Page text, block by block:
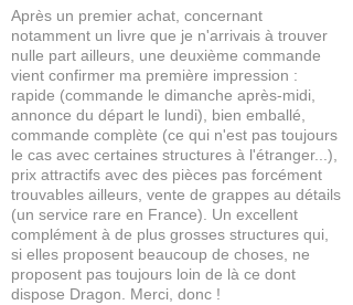
Tous les modèles sont livrés non peints
et non assemblés.
Si un délai inhabituel survient, nous
vous tenons informés immédiatement
afin de trouver avec vous la solution la
plus adaptée.
En bref :
Disponibilité : réassort rapide
Expédition estimée : 5–10 jours
Selon stock fournisseur : 3–20 jours
Avantage pour vous : permet de
vous proposer la gamme complète
au meilleur prix !
Après un premier achat, concernant
notamment un livre que je n'arrivais à trouver
nulle part ailleurs, une deuxième commande
vient confirmer ma première impression :
rapide (commande le dimanche après-midi,
annonce du départ le lundi), bien emballé,
commande complète (ce qui n'est pas toujours
le cas avec certaines structures à l'étranger...),
prix attractifs avec des pièces pas forcément
trouvables ailleurs, vente de grappes au détails
(un service rare en France). Un excellent
complément à de plus grosses structures qui,
si elles proposent beaucoup de choses, ne
proposent pas toujours loin de là ce dont
dispose Dragon. Merci, donc !